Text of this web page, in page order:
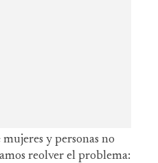
mujeres y personas no
reolver el problema: